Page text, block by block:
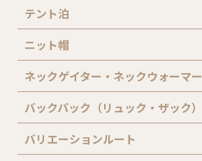
テント泊
ニット帽
ネックゲイター・ネックウォーマー
バックパック（リュック・ザック）
バリエーションルート